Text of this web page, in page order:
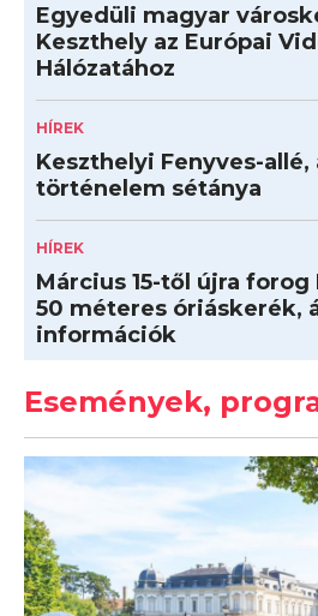
Egyedüli magyar
Keszthely az Európai
Hálózatához
HÍREK
Keszthelyi Fenyves-allé,
történelem sétánya
HÍREK
Március 15-től újra forog
50 méteres óriáskerék,
információk
Események,